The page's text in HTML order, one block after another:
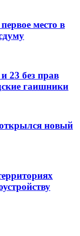
место в
23 без прав
гаишники
новый